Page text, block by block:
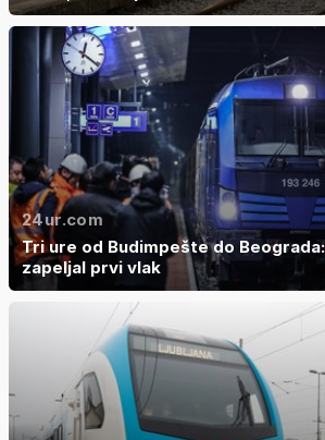
24ur.com
Tri ure od Budimpešte do
zapeljal prvi vlak